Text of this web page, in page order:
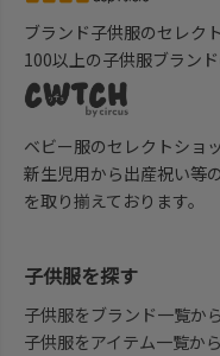
ブランド子供服のセレク
100以上の子供服ブラン
ベビー服のセレクトショッ
新生児用から出産祝い等
を取り揃えております。
子供服を探す
子供服をブランド一覧か
子供服をアイテム一覧か